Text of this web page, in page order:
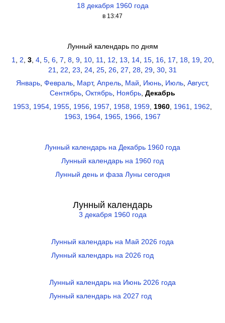
18 декабря 1960 года
в 13:47
Лунный календарь по дням
1
2 3, 4, 5, 6, 7 8 9, 10, 11 12 13 14, 15, 16, 17 18 19, 20,
21
22 23 24 25 26 27 28 29 30 31
Январь, Февраль, Март, Апрель, Май, Июнь, Июль, Август,
Сентябрь, Октябрь, Ноябрь, Декабрь
1953, 1954, 1955, 1956, 1957, 1958, 1959, 1960, 1961, 1962,
1963, 1964, 1965, 1966, 1967
Лунный календарь на Декабрь 1960 года
Лунный календарь на 1960 год
Лунный день и фаза Луны сегодня
Лунный календарь
3 декабря 1960 года
Лунный календарь на Май 2026 года
Лунный календарь на 2026 год
Лунный календарь на Июнь 2026 года
Лунный календарь на 2027 год